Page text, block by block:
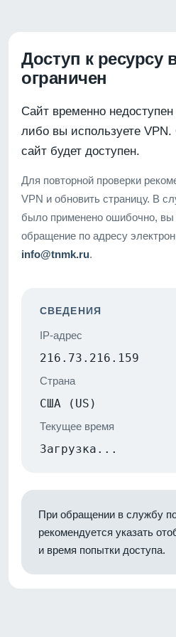
Доступ к ресурсу
ограничен
Сайт временно
либо вы используете
сайт будет доступен.
Для повторной проверки
VPN и обновить страницу. В
было применено ошибочно, вы
обращение по адресу
info@tnmk.ru.
СВЕДЕНИЯ
IP-адрес
216.73.216.159
Страна
США (US)
Текущее время
Загрузка...
При обращении в службу
рекомендуется указать
и время попытки доступа.